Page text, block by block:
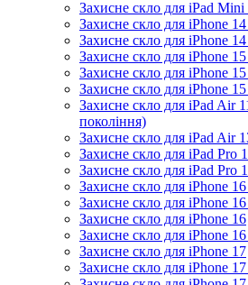
Захисне скло для iPad
Захисне скло для iPhone
Захисне скло для iPhone
Захисне скло для iPhone
Захисне скло для iPhone
Захисне скло для iPhone
Захисне скло для iPad Air
покоління)
Захисне скло для iPad Air
Захисне скло для iPad Pro
Захисне скло для iPad Pro
Захисне скло для iPhone
Захисне скло для iPhone
Захисне скло для iPhone 16
Захисне скло для iPhone
Захисне скло для iPhone 17
Захисне скло для iPhone